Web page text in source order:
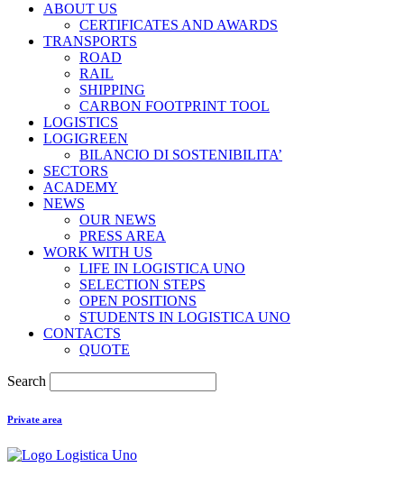
ABOUT US
CERTIFICATES AND AWARDS
TRANSPORTS
ROAD
RAIL
SHIPPING
CARBON FOOTPRINT TOOL
LOGISTICS
LOGIGREEN
BILANCIO DI SOSTENIBILITA’
SECTORS
ACADEMY
NEWS
OUR NEWS
PRESS AREA
WORK WITH US
LIFE IN LOGISTICA UNO
SELECTION STEPS
OPEN POSITIONS
STUDENTS IN LOGISTICA UNO
CONTACTS
QUOTE
Search
Private area